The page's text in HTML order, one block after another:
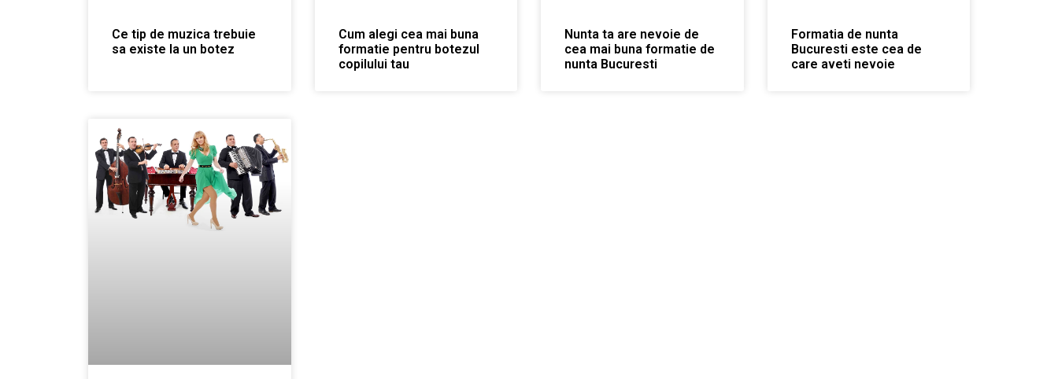
Ce tip de muzica trebuie
sa existe la un botez
Cum alegi cea mai buna
formatie pentru botezul
copilului tau
Nunta ta are nevoie de
cea mai buna formatie de
nunta Bucuresti
Formatia de nunta
Bucuresti este cea de
care aveti nevoie